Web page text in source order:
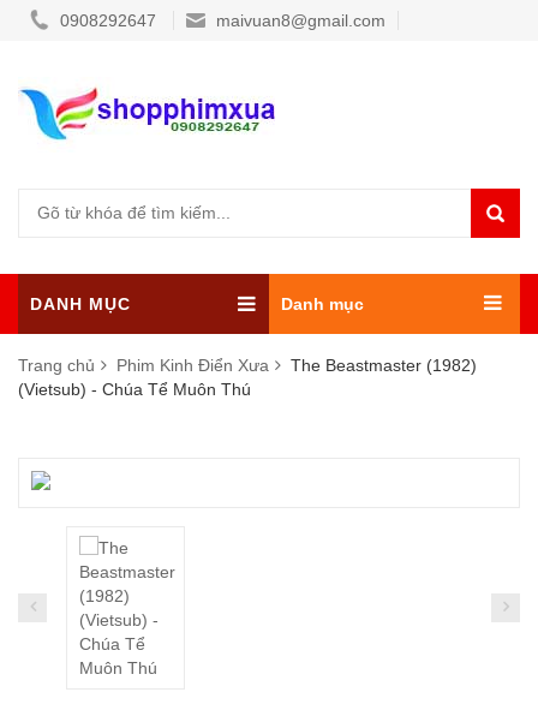
0908292647 maivuan8@gmail.com
DANH MỤC Danh mục
Trang chủ Phim Kinh Điển Xưa
The Beastmaster (1982)
(Vietsub) - Chúa Tể Muôn Thú